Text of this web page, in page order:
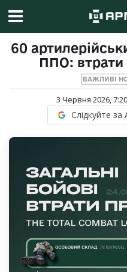
60
ППО: втрати
ВАЖЛИВІ
3 Червня 2026, 7:20
Слідкуйте